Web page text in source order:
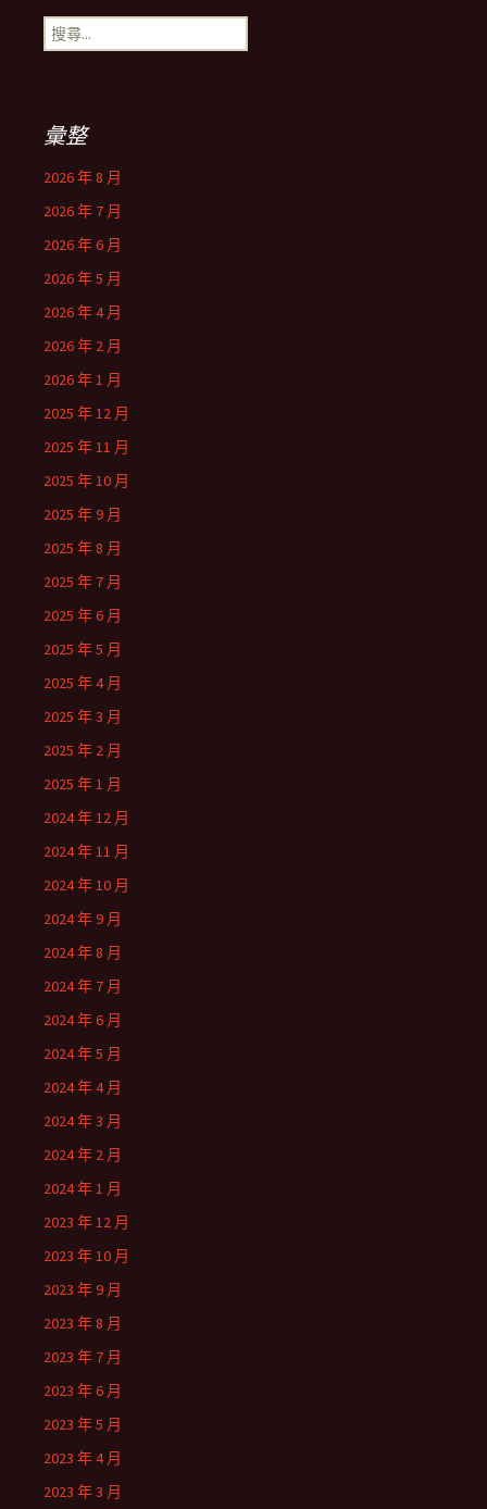
搜
尋
彙整
2026 年 8 月
2026 年 7 月
2026 年 6 月
2026 年 5 月
2026 年 4 月
2026 年 2 月
2026 年 1 月
2025 年 12 月
2025 年 11 月
2025 年 10 月
2025 年 9 月
2025 年 8 月
2025 年 7 月
2025 年 6 月
2025 年 5 月
2025 年 4 月
2025 年 3 月
2025 年 2 月
2025 年 1 月
2024 年 12 月
2024 年 11 月
2024 年 10 月
2024 年 9 月
2024 年 8 月
2024 年 7 月
2024 年 6 月
2024 年 5 月
2024 年 4 月
2024 年 3 月
2024 年 2 月
2024 年 1 月
2023 年 12 月
2023 年 10 月
2023 年 9 月
2023 年 8 月
2023 年 7 月
2023 年 6 月
2023 年 5 月
2023 年 4 月
2023 年 3 月